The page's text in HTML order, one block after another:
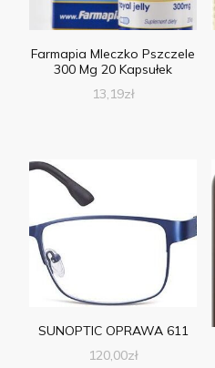
Farmapia Mleczko Pszczele
300 Mg 20 Kapsułek
13,19zł
SUNOPTIC OPRAWA 611
120,00zł